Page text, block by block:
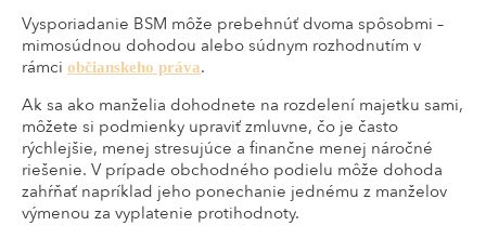
Vysporiadanie BSM môže prebehnúť dvoma spôsobmi –
mimosúdnou dohodou alebo súdnym rozhodnutím v
rámci občianskeho práva.
Ak sa ako manželia dohodnete na rozdelení majetku sami,
môžete si podmienky upraviť zmluvne, čo je často
rýchlejšie, menej stresujúce a finančne menej náročné
riešenie. V prípade obchodného podielu môže dohoda
zahŕňať napríklad jeho ponechanie jednému z manželov
výmenou za vyplatenie protihodnoty.